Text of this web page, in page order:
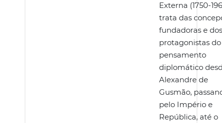
Externa (1750-
trata das
fundadoras e dos
protagonistas do
pensamento
diplomático
Alexandre de
Gusmão,
pelo Império e
República, até o